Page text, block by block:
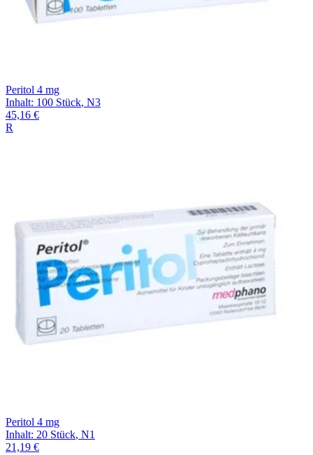
Peritol 4 mg
Inhalt: 100 Stück, N3
45,16 €
R
Peritol 4 mg
Inhalt: 20 Stück, N1
21,19 €